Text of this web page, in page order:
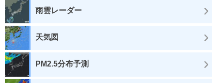
雨雲レーダー
天気図
PM2.5分布予測